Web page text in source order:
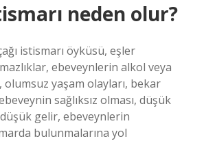
neden olur?
istismarı öyküsü, eşler
ebeveynlerin alkol veya
olumsuz yaşam olayları, bekar
sağlıksız olması, düşük
gelir, ebeveynlerin
bulunmalarına yol